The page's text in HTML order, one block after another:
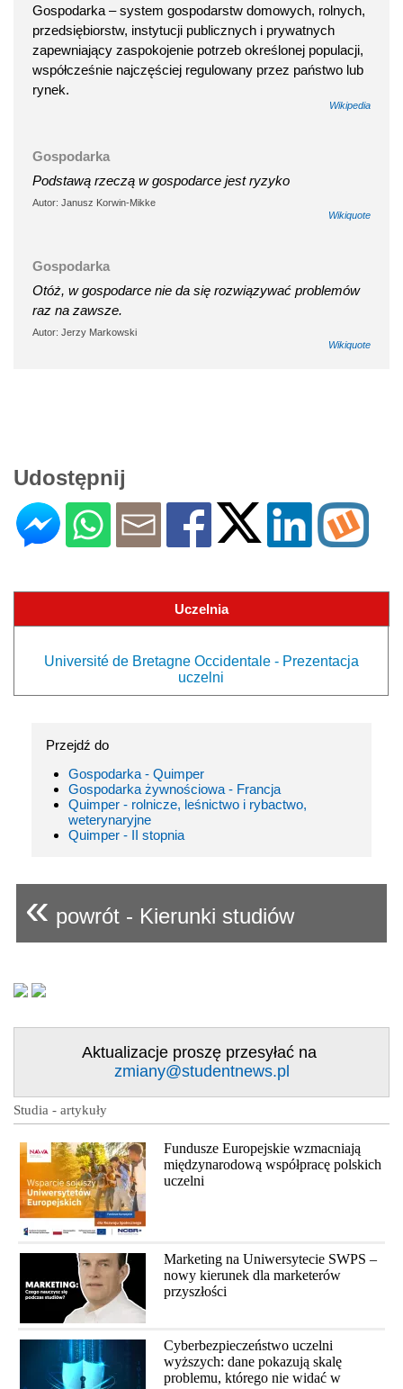
Gospodarka – system gospodarstw domowych, rolnych,
przedsiębiorstw, instytucji publicznych i prywatnych
zapewniający zaspokojenie potrzeb określonej populacji,
współcześnie najczęściej regulowany przez państwo lub
rynek.
Wikipedia
Gospodarka
Podstawą rzeczą w gospodarce jest ryzyko
Autor: Janusz Korwin-Mikke
Wikiquote
Gospodarka
Otóż, w gospodarce nie da się rozwiązywać problemów
raz na zawsze.
Autor: Jerzy Markowski
Wikiquote
Udostępnij
Uczelnia
Université de Bretagne Occidentale - Prezentacja
uczelni
Przejdź do
Gospodarka - Quimper
Gospodarka żywnościowa - Francja
Quimper - rolnicze, leśnictwo i rybactwo,
weterynaryjne
Quimper - II stopnia
« powrót - Kierunki studiów
Aktualizacje proszę przesyłać na
zmiany@studentnews.pl
Studia - artykuły
Fundusze Europejskie wzmacniają
międzynarodową współpracę polskich
uczelni
Marketing na Uniwersytecie SWPS –
nowy kierunek dla marketerów
przyszłości
Cyberbezpieczeństwo uczelni
wyższych: dane pokazują skalę
problemu, którego nie widać w